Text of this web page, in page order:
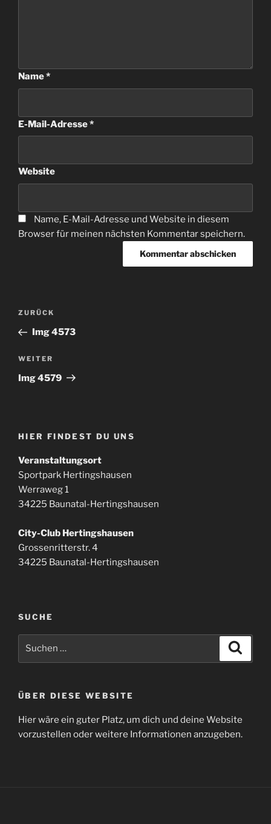
Name*
E-Mail-Adresse*
Website
Name, E-Mail-Adresse und Website in diesem
Browser für meinen nächsten Kommentar speichern.
Beitragsnavigation
Vorheriger
Beitrag
ZURÜCK
Img 4573
Nächster
Beitrag
WEITER
Img 4579
HIER FINDEST DU UNS
Veranstaltungsort
Sportpark Hertingshausen
Werraweg 1
34225 Baunatal-Hertingshausen
City-Club Hertingshausen
Grossenritterstr. 4
34225 Baunatal-Hertingshausen
SUCHE
ÜBER DIESE WEBSITE
Hier wäre ein guter Platz, um dich und deine Website
vorzustellen oder weitere Informationen anzugeben.